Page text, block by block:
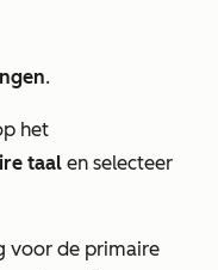
.
het
taal en selecteer
voor de primaire